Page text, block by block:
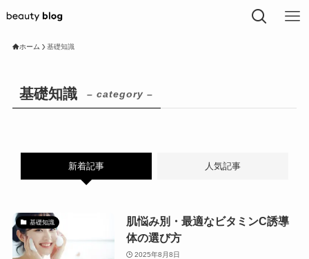
ホーム 基礎知識
基礎知識 – category –
新着記事 人気記事
基礎知識
肌悩み別・最適なビタミンC誘導
体の選び方
2025年8月8日